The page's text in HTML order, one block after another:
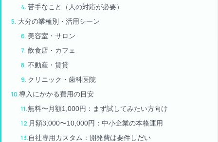
苦手なこと（人の対応が必要）
大分の業種別・活用シーン
美容室・サロン
飲食店・カフェ
不動産・賃貸
クリニック・歯科医院
導入にかかる費用の目安
無料〜月額1,000円：まず試してみたい方向け
月額3,000〜10,000円：中小企業の本格運用
自社専用カスタム：開発費は要件しだい